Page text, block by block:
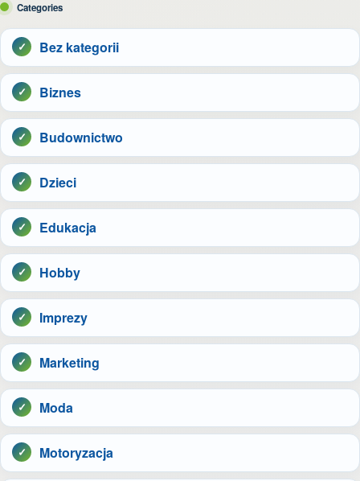
Categories
Bez kategorii
Biznes
Budownictwo
Dzieci
Edukacja
Hobby
Imprezy
Marketing
Moda
Motoryzacja